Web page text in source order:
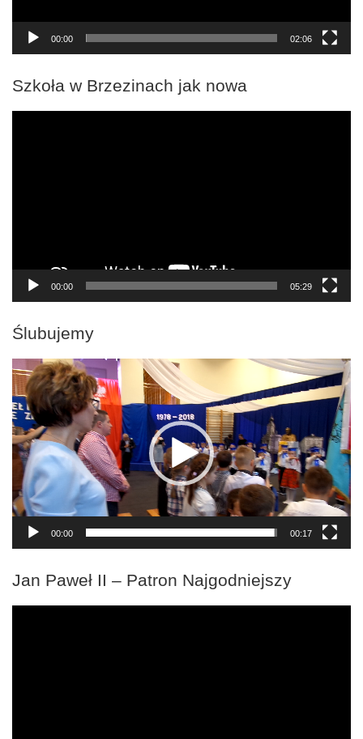
00:00 02:06
Szkoła w Brzezinach jak nowa
00:00 05:29
Ślubujemy
Odtwarzacz
video
00:00 00:17
Jan Paweł II – Patron Najgodniejszy